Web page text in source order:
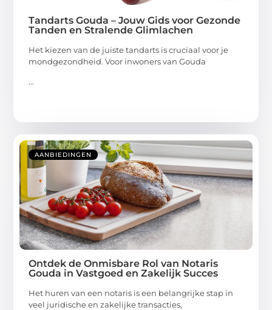
Tandarts Gouda – Jouw Gids voor Gezonde
Tanden en Stralende Glimlachen
Het kiezen van de juiste tandarts is cruciaal voor je
mondgezondheid. Voor inwoners van Gouda
...
AANBIEDINGEN
Ontdek de Onmisbare Rol van Notaris
Gouda in Vastgoed en Zakelijk Succes
Het huren van een notaris is een belangrijke stap in
veel juridische en zakelijke transacties,